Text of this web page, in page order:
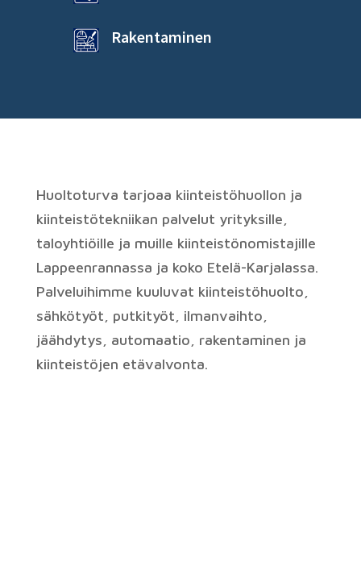
Rakentaminen
Huoltoturva tarjoaa kiinteistöhuollon ja
kiinteistötekniikan palvelut yrityksille,
taloyhtiöille ja muille kiinteistönomistajille
Lappeenrannassa ja koko Etelä-Karjalassa.
Palveluihimme kuuluvat kiinteistöhuolto,
sähkötyöt, putkityöt, ilmanvaihto,
jäähdytys, automaatio, rakentaminen ja
kiinteistöjen etävalvonta.